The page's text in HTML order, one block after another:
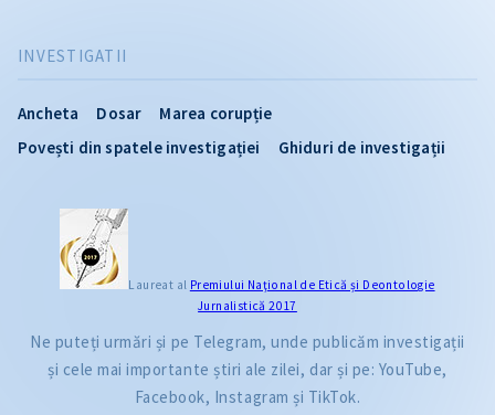
INVESTIGATII
Ancheta Dosar
Marea corupție
Povești din spatele investigației
Ghiduri de investigații
Laureat al Premiului Naţional de Etică și Deontologie
Jurnalistică 2017
Ne puteți urmări și pe Telegram, unde publicăm investigații
și cele mai importante știri ale zilei, dar și pe: YouTube,
Facebook, Instagram și TikTok.